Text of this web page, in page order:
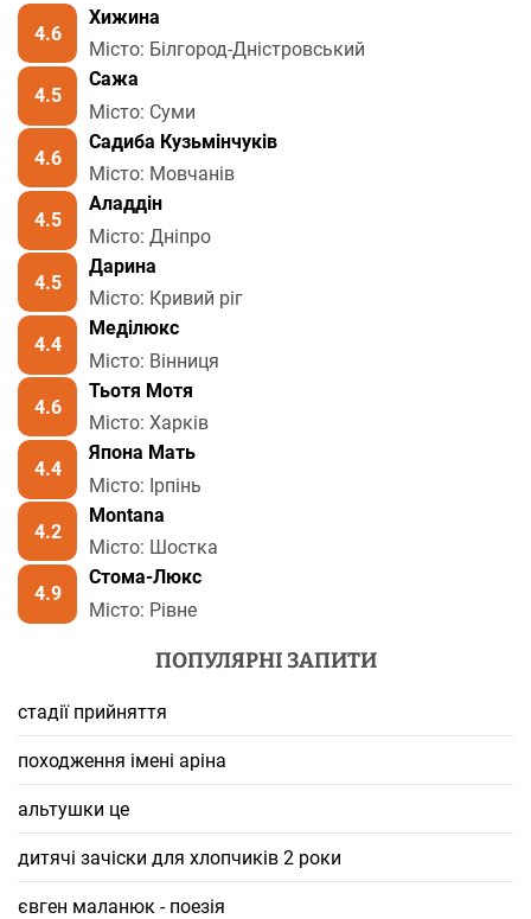
4.6
Хижина
Місто: Білгород-Дністровський
4.5
Сажа
Місто: Суми
4.6
Садиба Кузьмінчуків
Місто: Мовчанів
4.5
Аладдін
Місто: Дніпро
4.5
Дарина
Місто: Кривий ріг
4.4
Меділюкс
Місто: Вінниця
4.6
Тьотя Мотя
Місто: Харків
4.4
Япона Мать
Місто: Ірпінь
4.2
Montana
Місто: Шостка
4.9
Стома-Люкс
Місто: Рівне
ПОПУЛЯРНІ ЗАПИТИ
стадії прийняття
походження імені аріна
альтушки це
дитячі зачіски для хлопчиків 2 роки
євген маланюк - поезія